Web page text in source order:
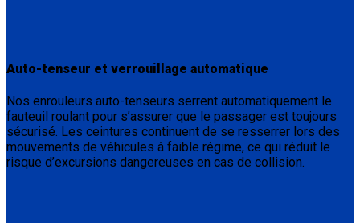
Auto-tenseur et verrouillage automatique
Nos enrouleurs auto-tenseurs serrent automatiquement le
fauteuil roulant pour s’assurer que le passager est toujours
sécurisé. Les ceintures continuent de se resserrer lors des
mouvements de véhicules à faible régime, ce qui réduit le
risque d’excursions dangereuses en cas de collision.